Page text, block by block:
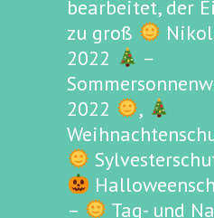
bearbeitet, der
zu groß
2022
–
2022
,
–
Tag- und